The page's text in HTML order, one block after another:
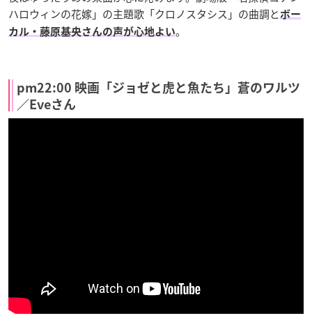
ハロウィンの花嫁」の主題歌「クロノスタシス」の曲調と ボー
カル・藤原基央さんの声が心地よい。
pm22:00 映画「ジョゼと虎と魚たち」蒼のワルツ
／Eveさん